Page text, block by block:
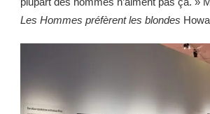
Les Hommes préfèrent les blondes